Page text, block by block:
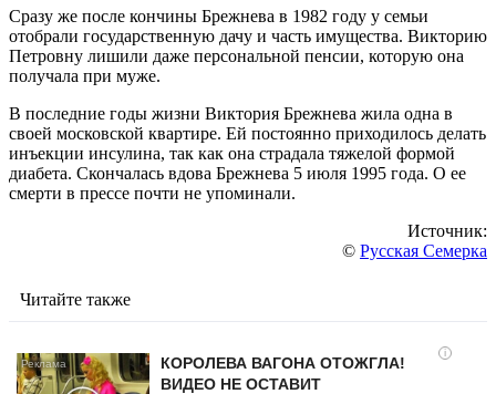
Сразу же после кончины Брежнева в 1982 году у семьи
отобрали государственную дачу и часть имущества. Викторию
Петровну лишили даже персональной пенсии, которую она
получала при муже.
В последние годы жизни Виктория Брежнева жила одна в
своей московской квартире. Ей постоянно приходилось делать
инъекции инсулина, так как она страдала тяжелой формой
диабета. Скончалась вдова Брежнева 5 июля 1995 года. О ее
смерти в прессе почти не упоминали.
Источник:
© Русская Семерка
Читайте также
i
КОРОЛЕВА ВАГОНА ОТОЖГЛА!
ВИДЕО НЕ ОСТАВИТ